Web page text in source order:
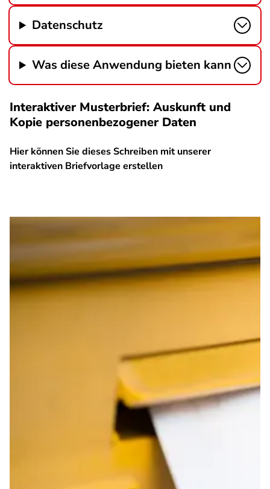
Datenschutz
Was diese Anwendung bieten kann
Interaktiver Musterbrief: Auskunft und
Kopie personenbezogener Daten
Hier können Sie dieses Schreiben mit unserer
interaktiven Briefvorlage erstellen